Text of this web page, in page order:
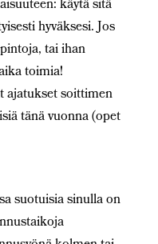
käytä sitä
hyväksesi. Jos
tai ihan
toimia!
ajatukset soittimen
tänä vuonna (opet
suotuisia sinulla on